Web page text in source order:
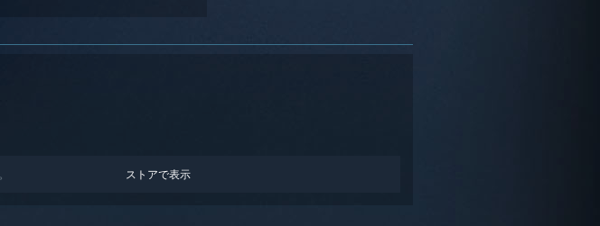
ストアで表示